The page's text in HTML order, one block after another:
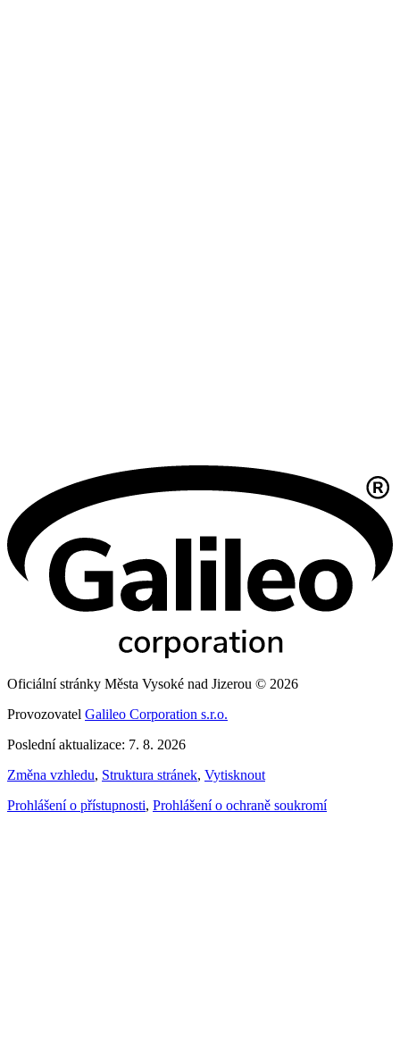
Oficiální stránky Města Vysoké nad Jizerou © 2026
Provozovatel Galileo Corporation s.r.o.
Poslední aktualizace: 7. 8. 2026
Změna vzhledu, Struktura stránek, Vytisknout
Prohlášení o přístupnosti, Prohlášení o ochraně soukromí